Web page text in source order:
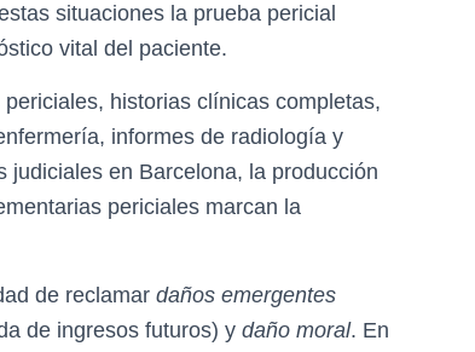
situaciones la prueba pericial
vital del paciente.
historias clínicas completas,
informes de radiología y
judiciales en Barcelona, la producción
periciales marcan la
de reclamar daños emergentes
de ingresos futuros) y daño moral. En